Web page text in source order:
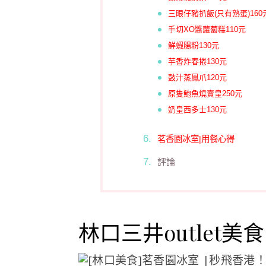
三眼仔豬扒飯(只有熟蛋)160
手切XO醬蘿蔔糕110元
鮮蝦腸粉130元
芋香炸春捲130元
鼓汁蒸鳳爪120元
原隻鮑魚燒賣皇250元
奶皇西多士130元
茗香園冰室|用餐心得
評論
林口三井outlet美食